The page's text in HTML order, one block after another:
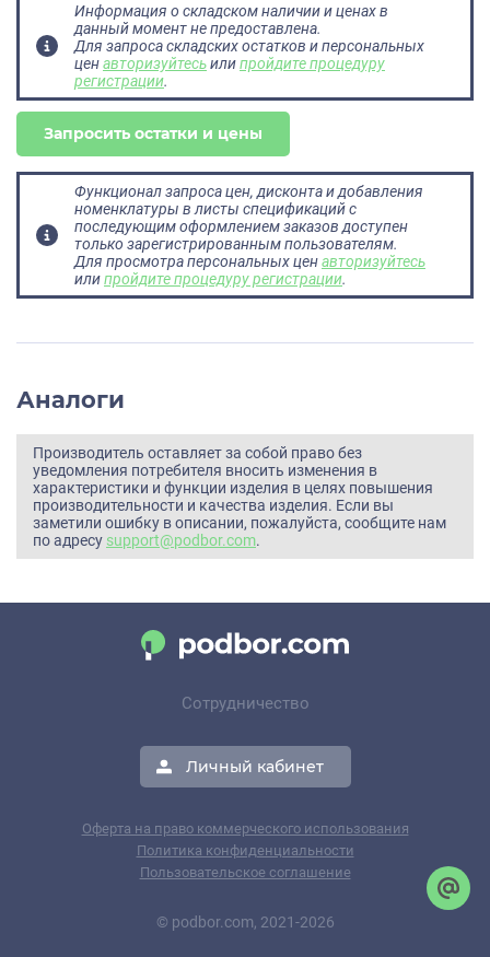
Информация о складском наличии и ценах в
данный момент не предоставлена.
Для запроса складских остатков и персональных
ценавторизуйтесьилипройдите процедуру
регистрации.
Запросить остатки и цены
Функционал запроса цен, дисконта и добавления
номенклатуры в листы спецификаций с
последующим оформлением заказов доступен
только зарегистрированным пользователям.
Для просмотра персональных ценавторизуйтесь
илипройдите процедуру регистрации.
Аналоги
Производитель оставляет за собой право без
уведомления потребителя вносить изменения в
характеристики и функции изделия в целях повышения
производительности и качества изделия. Если вы
заметили ошибку в описании, пожалуйста, сообщите нам
по адресу support@podbor.com.
Сотрудничество
Личный кабинет
Оферта на право коммерческого использования
Политика конфиденциальности
Пользовательское соглашение
© podbor.com, 2021-2026